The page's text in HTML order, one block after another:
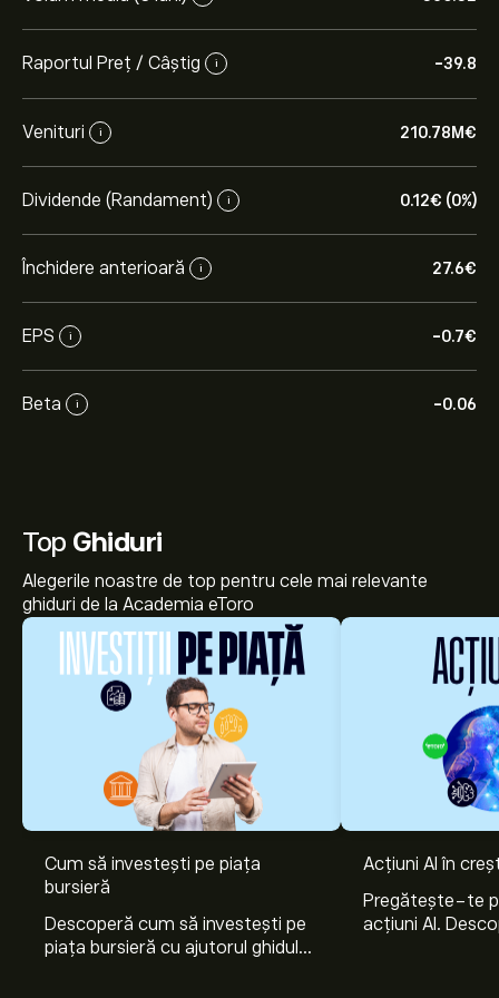
Raportul Preț / Câștig i -39.8
Venituri i 210.78M‎€‎
Dividende (Randament) i 0.12‎€‎ (0%)
Închidere anterioară i 27.6‎€‎
EPS i -0.7‎€‎
Beta i -0.06
Top Ghiduri
Alegerile noastre de top pentru cele mai relevante
ghiduri de la Academia eToro
Cum să investești pe piața
bursieră
Descoperă cum să investești pe
piața bursieră cu ajutorul ghidului
Acțiuni AI în
Pregătește-te
acțiuni AI.
Prețul actual al acțiunilor DAM.DE este 27.60‎€‎.